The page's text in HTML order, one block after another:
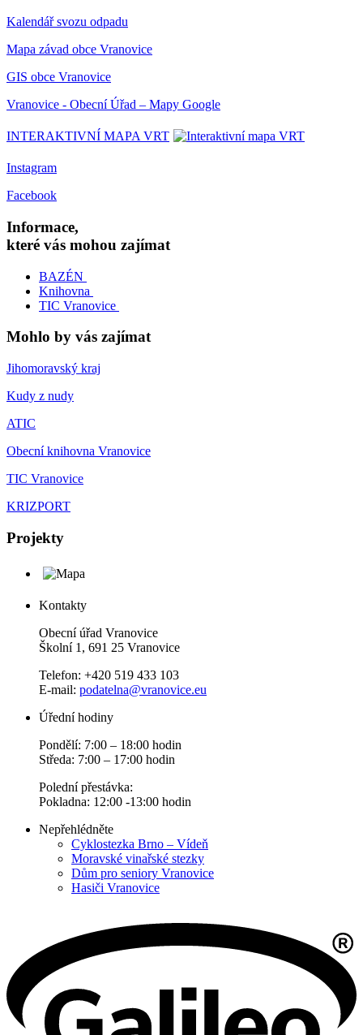
Kalendář svozu odpadu
Mapa závad obce Vranovice
GIS obce Vranovice
Vranovice - Obecní Úřad – Mapy Google
INTERAKTIVNÍ MAPA VRT
Instagram
Facebook
Informace,
které vás mohou zajímat
BAZÉN
Knihovna
TIC Vranovice
Mohlo by vás zajímat
Jihomoravský kraj
Kudy z nudy
ATIC
Obecní knihovna Vranovice
TIC Vranovice
KRIZPORT
Projekty
Kontakty
Obecní úřad Vranovice
Školní 1, 691 25 Vranovice
Telefon: +420 519 433 103
E-mail: podatelna@vranovice.eu
Úřední hodiny
Pondělí: 7:00 – 18:00 hodin
Středa: 7:00 – 17:00 hodin
Polední přestávka:
Pokladna: 12:00 -13:00 hodin
Nepřehlédněte
Cyklostezka Brno – Vídeň
Moravské vinařské stezky
Dům pro seniory Vranovice
Hasiči Vranovice